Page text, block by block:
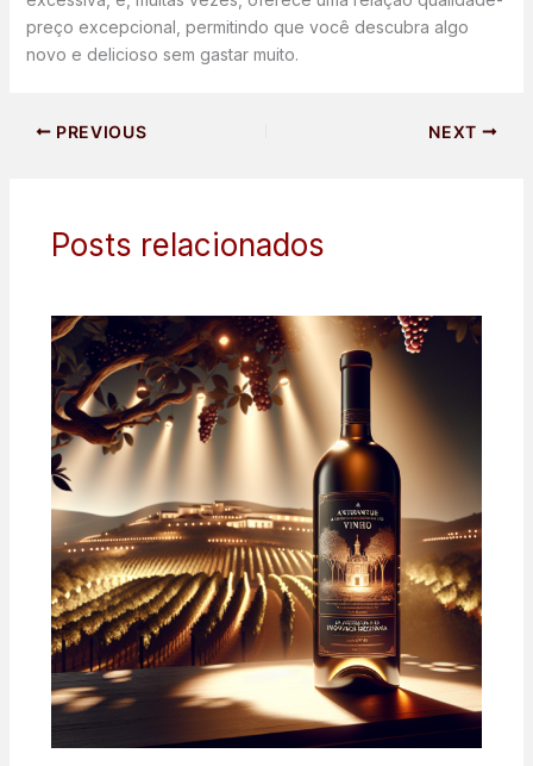
preço excepcional, permitindo que você descubra algo
novo e delicioso sem gastar muito.
PREVIOUS NEXT
Posts relacionados